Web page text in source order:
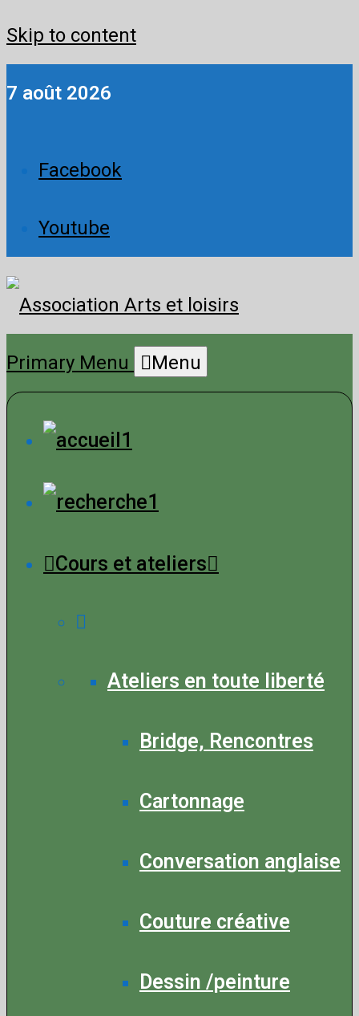
Skip to content
7 août 2026
Facebook
Youtube
Primary Menu Menu
Cours et ateliers
Ateliers en toute liberté
Bridge, Rencontres
Cartonnage
Conversation anglaise
Couture créative
Dessin /peinture